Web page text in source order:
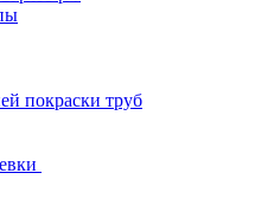
покраски труб